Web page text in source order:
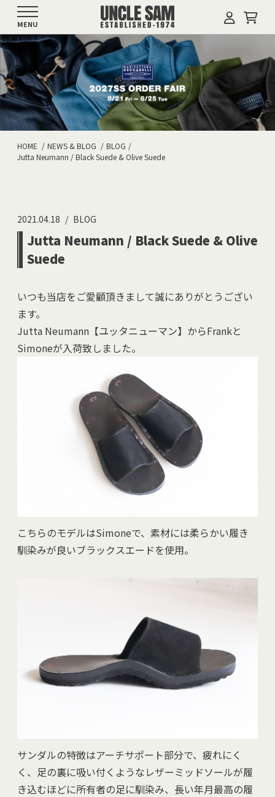
MENU
HOME NEWS & BLOG
BLOG
Jutta Neumann / Black Suede & Olive Suede
2021.04.18 BLOG
Jutta Neumann / Black Suede & Olive
Suede
いつも当店をご愛顧頂きまして誠にありがとうござい
ます。
Jutta Neumann【ユッタニューマン】からFrankと
Simoneが入荷致しました。
こちらのモデルはSimoneで、素材には柔らかい履き
馴染みが良いブラックスエードを使用。
サンダルの特徴はアーチサポート部分で、疲れにく
く、足の裏に吸い付くようなレザーミッドソールが履
き込むほどに所有者の足に馴染み、長い年月最高の履